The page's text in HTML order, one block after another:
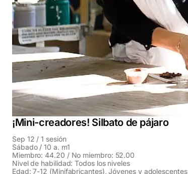
¡Mini-creadores! Silbato de pájaro
Sep 12 / 1 sesión
Sábado / 10 a. m1
Miembro: 44.20 / No miembro: 52.00
Nivel de habilidad: Todos los niveles
Edad: 7-12 (Minifabricantes), Jóvenes y adolescentes